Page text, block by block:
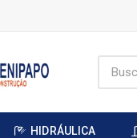
HIDRÁULICA